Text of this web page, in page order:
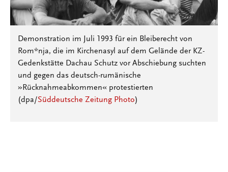
Demonstration im Juli 1993 für ein Bleiberecht von
Rom*nja, die im Kirchenasyl auf dem Gelände der KZ-
Gedenkstätte Dachau Schutz vor Abschiebung suchten
und gegen das deutsch-rumänische
»Rücknahmeabkommen« protestierten
(dpa/Süddeutsche Zeitung Photo)